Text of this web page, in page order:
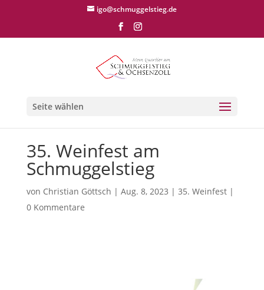
igo@schmuggelstieg.de
Seite wählen
35. Weinfest am
Schmuggelstieg
von Christian Göttsch | Aug. 8, 2023 | 35. Weinfest|
0 Kommentare